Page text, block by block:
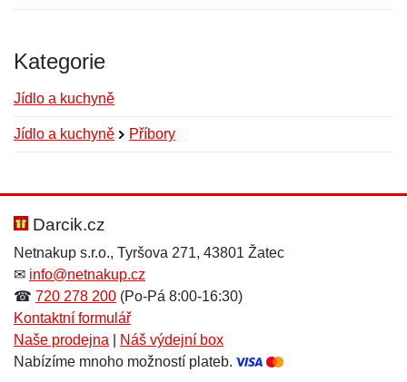
Kategorie
Jídlo a kuchyně
Jídlo a kuchyně Příbory
Hodnocení:
Jméno: *
Jméno:
E-mail:*
Darcik.cz
Netnakup s.r.o., Tyršova 271, 43801 Žatec
✉ info@netnakup.cz
☎ 720 278 200 (Po-Pá 8:00-16:30)
Kontaktní formulář
Naše prodejna
Náš výdejní box
Nabízíme mnoho možností plateb.